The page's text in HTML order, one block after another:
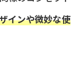
インや微妙な使